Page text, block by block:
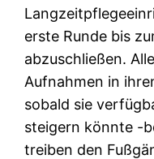
erste Runde bis
abzuschließen.
Aufnahmen in
sobald sie
steigern könnte -
treiben den